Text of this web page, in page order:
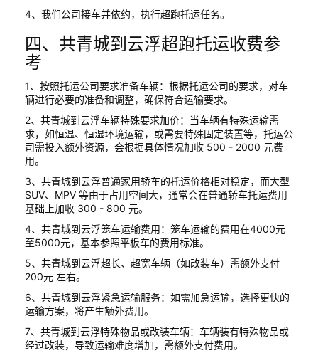
4、我们公司接车并依约，执行超跑托运任务。
四、共青城到云浮超跑托运收费参
考
1、按照托运公司要求准备车辆：根据托运公司的要求，对车
辆进行必要的准备和调整，确保符合运输要求。
2、共青城到云浮车辆特殊要求加价：当车辆有特殊运输需
求，如恒温、恒湿环境运输，或需要特殊固定装置等，托运公
司需投入额外资源，会根据具体情况加收 500 - 2000 元费
用。
3、共青城到云浮普通家用轿车的托运价格相对稳定，而大型
SUV、MPV 等由于占用空间大，通常会在普通轿车托运费用
基础上加收 300 - 800 元。
4、共青城到云浮笼车运输费用：笼车运输的费用在4000元
至5000元，基本参照平板车的费用标准。
5、共青城到云浮超长、超宽车辆（如改装车）需额外支付
200元 左右。
6、共青城到云浮紧急运输服务：如需加急运输，选择更快的
运输方案，将产生额外费用。
7、共青城到云浮特殊物品或改装车辆：车辆装有特殊物品或
经过改装，导致运输难度增加，需额外支付费用。